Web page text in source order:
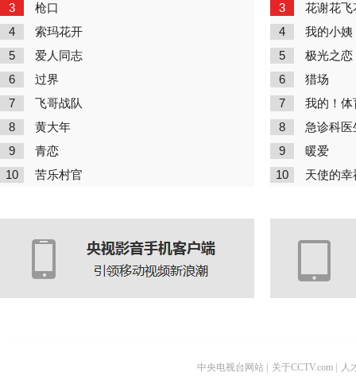
3 枪口
4 索玛花开
5 爱人同志
6 过界
7 飞哥战队
8 黄大年
9 青恋
10 苦乐村官
3 花谢花飞
4 我的小姨
5 极光之恋
6 猎场
7 我的！体
8 急诊科医
9 暖爱
10 天使的幸
中央电视台网站 关于CCTV.com 人